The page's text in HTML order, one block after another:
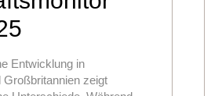
Entwicklung in
Großbritannien zeigt